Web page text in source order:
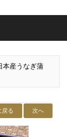
本産うなぎ蒲
戻る 次へ